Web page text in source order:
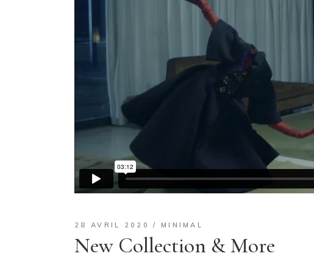
28 AVRIL 2020 MINIMAL
New Collection & More